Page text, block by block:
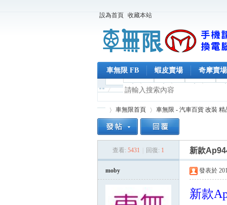
設為首頁 收藏本站
車無限 FB 蝦皮賣場 奇摩賣場
車無限首頁
›
車無限 - 汽車百貨 改裝
查看: 5431 回復: 1 新款
moby 發表於
新款